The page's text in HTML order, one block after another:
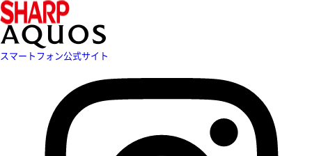
スマートフォン公式サイト